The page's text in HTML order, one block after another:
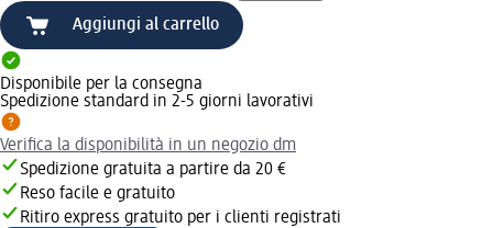
Aggiungi al carrello
Disponibile per la consegna
Spedizione standard in 2-5 giorni lavorativi
Verifica la disponibilità in un negozio dm
Spedizione gratuita a partire da 20 €
Reso facile e gratuito
Ritiro express gratuito per i clienti registrati